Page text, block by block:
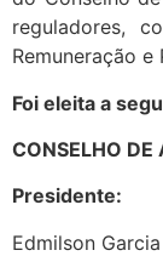
reguladores,
Remuneração e
Foi eleita a
CONSELHO DE
Presidente:
Edmilson